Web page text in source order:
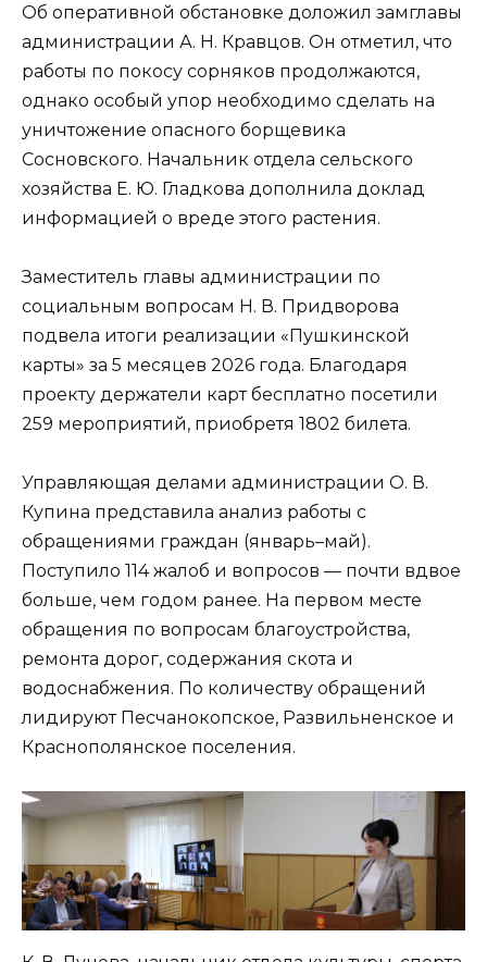
Об оперативной обстановке доложил замглавы
администрации А. Н. Кравцов. Он отметил, что
работы по покосу сорняков продолжаются,
однако особый упор необходимо сделать на
уничтожение опасного борщевика
Сосновского. Начальник отдела сельского
хозяйства Е. Ю. Гладкова дополнила доклад
информацией о вреде этого растения.
Заместитель главы администрации по
социальным вопросам Н. В. Придворова
подвела итоги реализации «Пушкинской
карты» за 5 месяцев 2026 года. Благодаря
проекту держатели карт бесплатно посетили
259 мероприятий, приобретя 1802 билета.
Управляющая делами администрации О. В.
Купина представила анализ работы с
обращениями граждан (январь–май).
Поступило 114 жалоб и вопросов — почти вдвое
больше, чем годом ранее. На первом месте
обращения по вопросам благоустройства,
ремонта дорог, содержания скота и
водоснабжения. По количеству обращений
лидируют Песчанокопское, Развильненское и
Краснополянское поселения.